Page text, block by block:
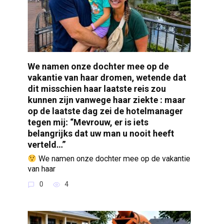
We namen onze dochter mee op de
vakantie van haar dromen, wetende dat
dit misschien haar laatste reis zou
kunnen zijn vanwege haar ziekte : maar
op de laatste dag zei de hotelmanager
tegen mij: “Mevrouw, er is iets
belangrijks dat uw man u nooit heeft
verteld…”
We namen onze dochter mee op de vakantie
van haar
0 4